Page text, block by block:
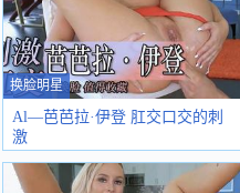
换脸明星
Al—芭芭拉·伊登 肛交口交的刺
激